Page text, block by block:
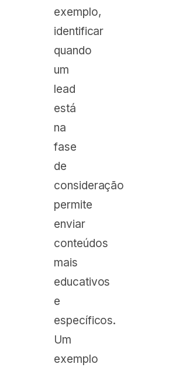
exemplo,
identificar
quando
um
lead
está
na
fase
de
consideração
permite
enviar
conteúdos
mais
educativos
e
específicos.
Um
exemplo